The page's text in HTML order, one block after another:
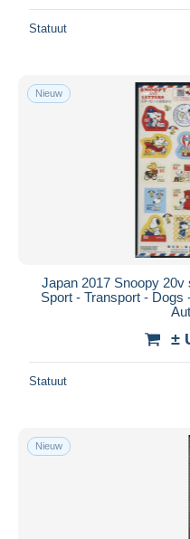
Statuut
Nieuw
Japan 2017 Snoopy
Sport - Transport -
±
Statuut
Nieuw